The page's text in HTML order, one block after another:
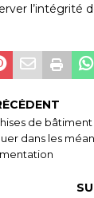
l’intégrité
de
dans les